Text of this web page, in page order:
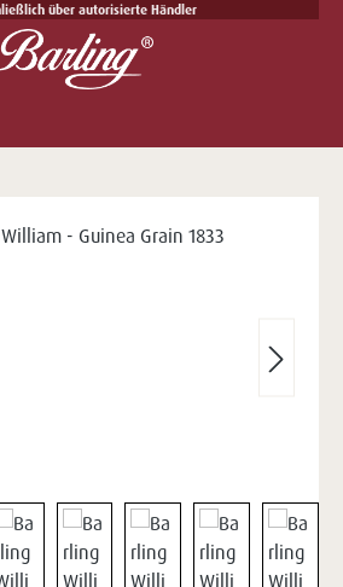
über autorisierte Händler